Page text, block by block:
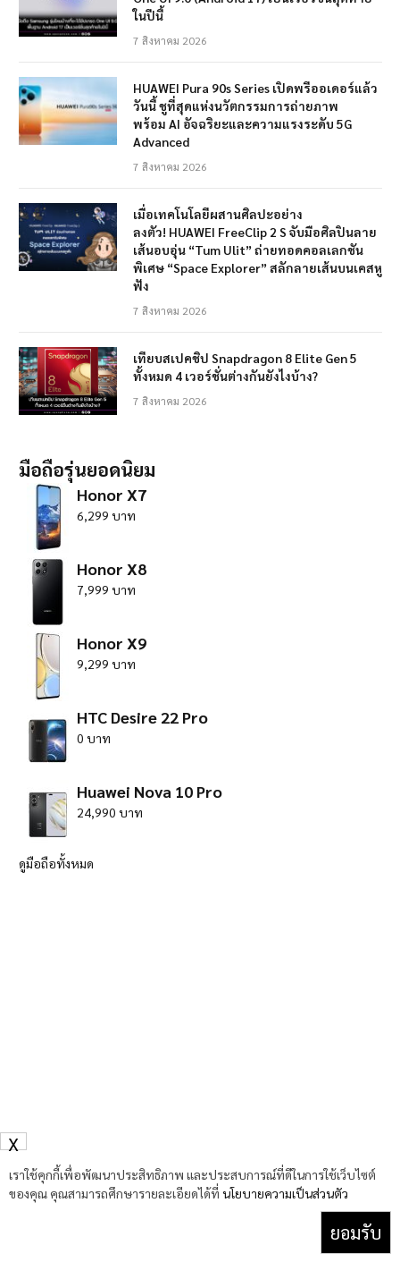
ในปีนี้
7 สิงหาคม 2026
HUAWEI Pura 90s Series เปิดพรีออเดอร์แล้ว
วันนี้ ชูที่สุดแห่งนวัตกรรมการถ่ายภาพ
พร้อม AI อัจฉริยะและความแรงระดับ 5G
Advanced
7 สิงหาคม 2026
เมื่อเทคโนโลยีผสานศิลปะอย่าง
ลงตัว! HUAWEI FreeClip 2 S จับมือศิลปินลาย
เส้นอบอุ่น “Tum Ulit” ถ่ายทอดคอลเลกชัน
พิเศษ “Space Explorer” สลักลายเส้นบนเคสหู
ฟัง
7 สิงหาคม 2026
เทียบสเปคชิป Snapdragon 8 Elite Gen 5
ทั้งหมด 4 เวอร์ชั่นต่างกันยังไงบ้าง?
7 สิงหาคม 2026
มือถือรุ่นยอดนิยม
Honor X7
6,299 บาท
Honor X8
7,999 บาท
Honor X9
9,299 บาท
HTC Desire 22 Pro
0 บาท
Huawei Nova 10 Pro
24,990 บาท
ดูมือถือทั้งหมด
เราใช้คุกกี้เพื่อพัฒนาประสิทธิภาพ และประสบการณ์ที่ดีในการใช้เว็บไซต์
ของคุณ คุณสามารถศึกษารายละเอียดได้ที่ นโยบายความเป็นส่วนตัว
ยอมรับ
X